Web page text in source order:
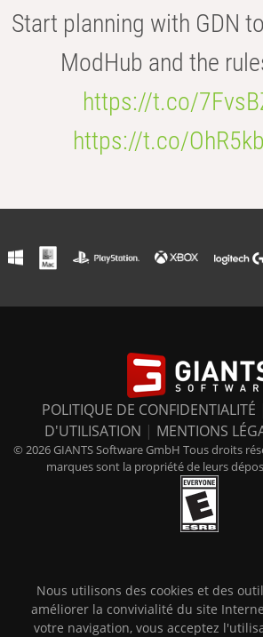
Start planning with GDN
ModHub and the
https://t.co/
https://t.co/
POLITIQUE DE CONFIDENTIALITÉ
D'UTILISATION | MENTIONS
© 2026 GIANTS Software GmbH Tous droits
marques sont la propriété de leurs
Nous utilisons des cookies et des
améliorer la convivialité du site
votre navigation, vous acceptez